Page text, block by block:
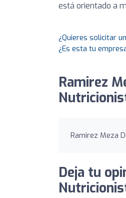
está orientado a
¿Quieres solicitar
¿Es esta tu
Ramirez
Ramirez Meza
Deja tu